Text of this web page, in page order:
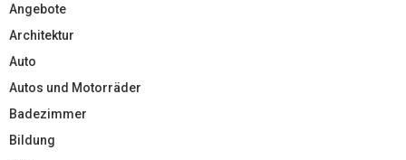
Angebote
Architektur
Auto
Autos und Motorräder
Badezimmer
Bildung